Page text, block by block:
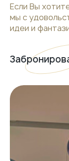
Если Вы
мы с
идеи и